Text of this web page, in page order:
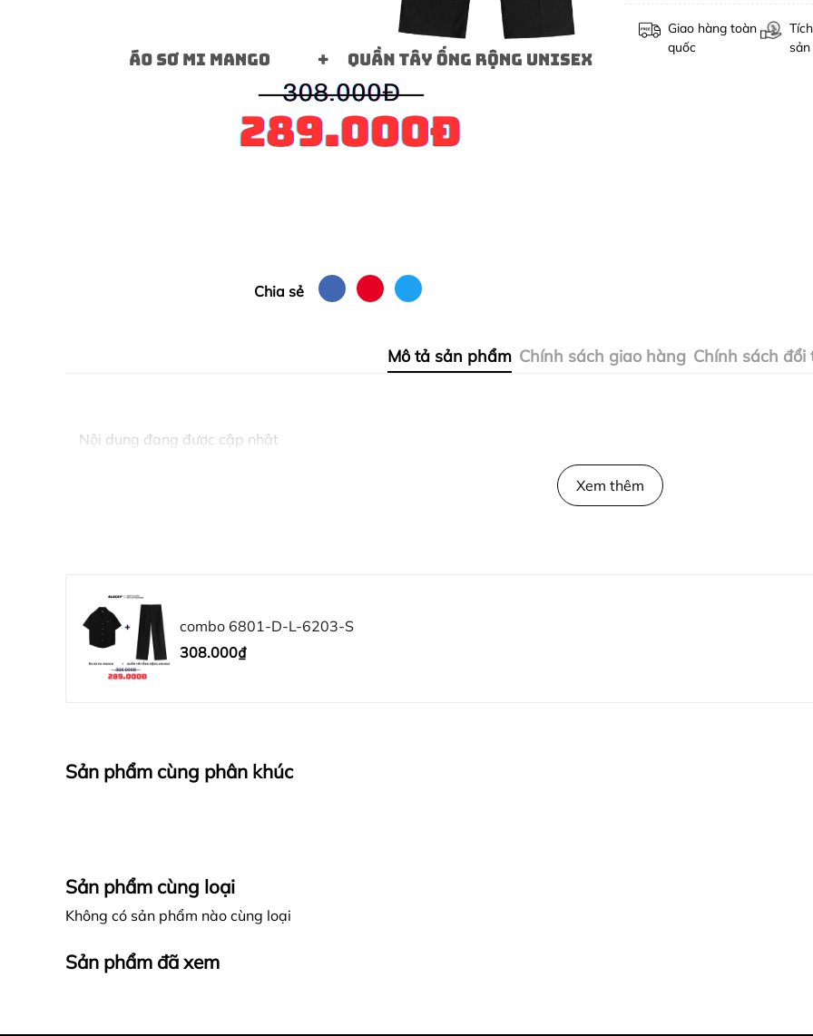
Chia sẻ
Giao hàng toàn
quốc
Mô tả sản phẩm Chính sách giao hàng Chính sách đổi
Nội dung đang được cập nhật
Xem thêm
combo 6801-D-L-6203-S
308.000₫
Sản phẩm cùng phân khúc
Sản phẩm cùng loại
Không có sản phẩm nào cùng loại
Sản phẩm đã xem